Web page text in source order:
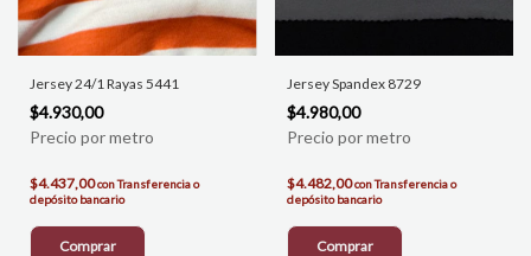
Jersey 24/1 Rayas 5441
$4.930,00
$4.437,00conTransferencia o
depósito bancario
Comprar
Jersey Spandex 8729
$4.980,00
$4.482,00conTransferencia o
depósito bancario
Comprar